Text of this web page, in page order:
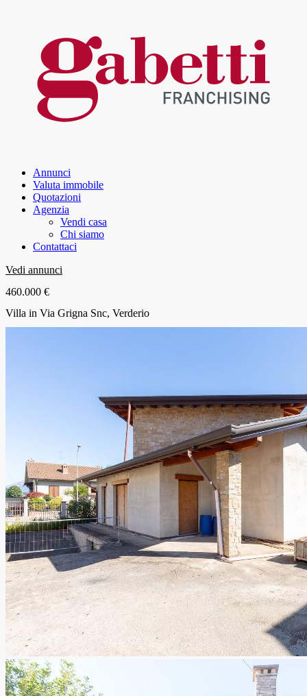
Annunci
Valuta immobile
Quotazioni
Agenzia
Vendi casa
Chi siamo
Contattaci
Vedi annunci
460.000 €
Villa in Via Grigna Snc, Verderio